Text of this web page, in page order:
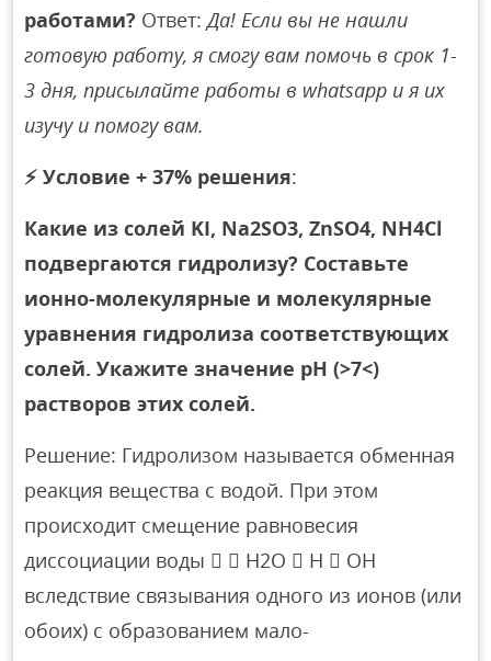
работами? Ответ:Да! Если вы не нашли
готовую работу, я смогу вам помочь в срок 1-
3 дня, присылайте работы в whatsapp и я их
изучу и помогу вам.
⚡ Условие + 37% решения:
Какие из солей KI, Na2SO3, ZnSO4, NH4Cl
подвергаются гидролизу? Составьте
ионно-молекулярные и молекулярные
уравнения гидролиза соответствующих
солей. Укажите значение рН (>7<)
растворов этих солей.
Решение: Гидролизом называется обменная
реакция вещества с водой. При этом
происходит смещение равновесия
диссоциации воды   H2O  H  OH
вследствие связывания одного из ионов (или
обоих) с образованием мало-